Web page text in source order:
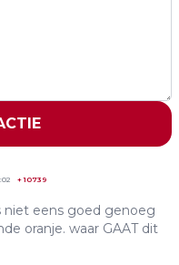
+10739
niet eens goed genoeg
oranje. waar GAAT dit